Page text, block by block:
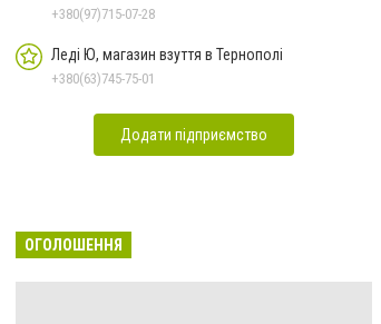
Теребовля
+380(97)715-07-28
Леді Ю, магазин взуття в Тернополі
+380(63)745-75-01
Додати підприємство
ОГОЛОШЕННЯ